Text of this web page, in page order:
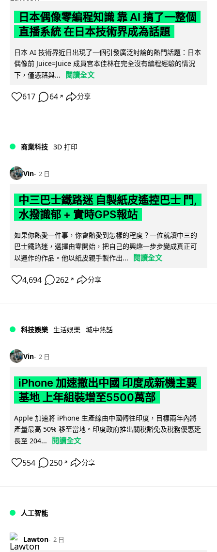
日本偶像零編程知識 靠 AI 搞了一整個
直播系統 在日本技術界成為話題
日本 AI 技術界近日出現了一個引發廣泛討論的熱門話題：日本
偶像前 Juice=Juice 成員宮本佳林在完全沒有編程經驗的情況
下，僅憑藉與...
閱讀全文
617 64 ↗ 分享
商業科技 3D 打印
Vin 2 日
中三巴士鐵路迷 自製紙皮遙控巴士 門,
水撥識郁 + 實時GPS報站
如果你熱愛一件事，你會熱愛到怎樣的程度？一位就讀中三的
巴士鐵路迷，選擇由零開始，把自己的興趣一步步變成真正可
以運作的作品。他以紙皮親手製作出...
閱讀全文
4,694 262 ↗ 分享
科技娛樂 生活娛樂 城中熱話
Vin 2 日
iPhone 加速撤出中國 印度成新機主要
基地 上年組裝增至5500萬部
Apple 加速將 iPhone 生產線由中國轉往印度，目標兩年內將
產量最高 50% 移至當地。印度政府推出關稅豁免及稅務優惠延
長至 204...
閱讀全文
554 250 ↗ 分享
人工智能
Lawton 2 日